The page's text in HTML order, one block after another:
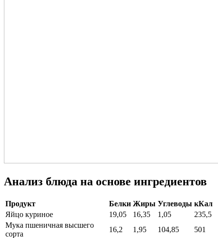
Анализ блюда на основе ингредиентов
Продукт Белки Жиры Углеводы кКал
Яйцо куриное
19,05 16,35 1,05
235,5
Мука пшеничная высшего
сорта
16,2 1,95 104,85
501